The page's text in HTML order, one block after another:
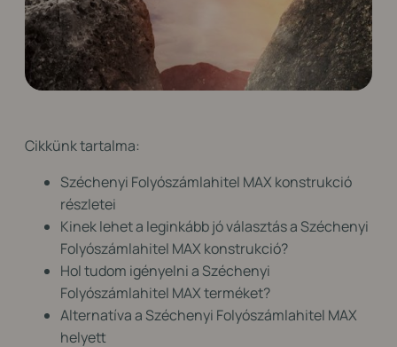
Cikkünk tartalma:
Széchenyi Folyószámlahitel MAX konstrukció
részletei
Kinek lehet a leginkább jó választás a Széchenyi
Folyószámlahitel MAX konstrukció?
Hol tudom igényelni a Széchenyi
Folyószámlahitel MAX terméket?
Alternatíva a Széchenyi Folyószámlahitel MAX
helyett